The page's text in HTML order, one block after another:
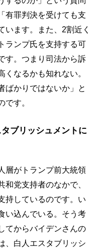
有罪判決を受けても支
います。また、2割近く
ランプ氏を支持する可
す。つまり司法から訴
なるかも知れない。
ばかりではないか」と
す。
ブリッシュメントに
層がトランプ前大統領
党支持者のなかで、
持しているのです。い
い込んでいる。そう考
てからバイデンさんの
、白人エスタブリッシ